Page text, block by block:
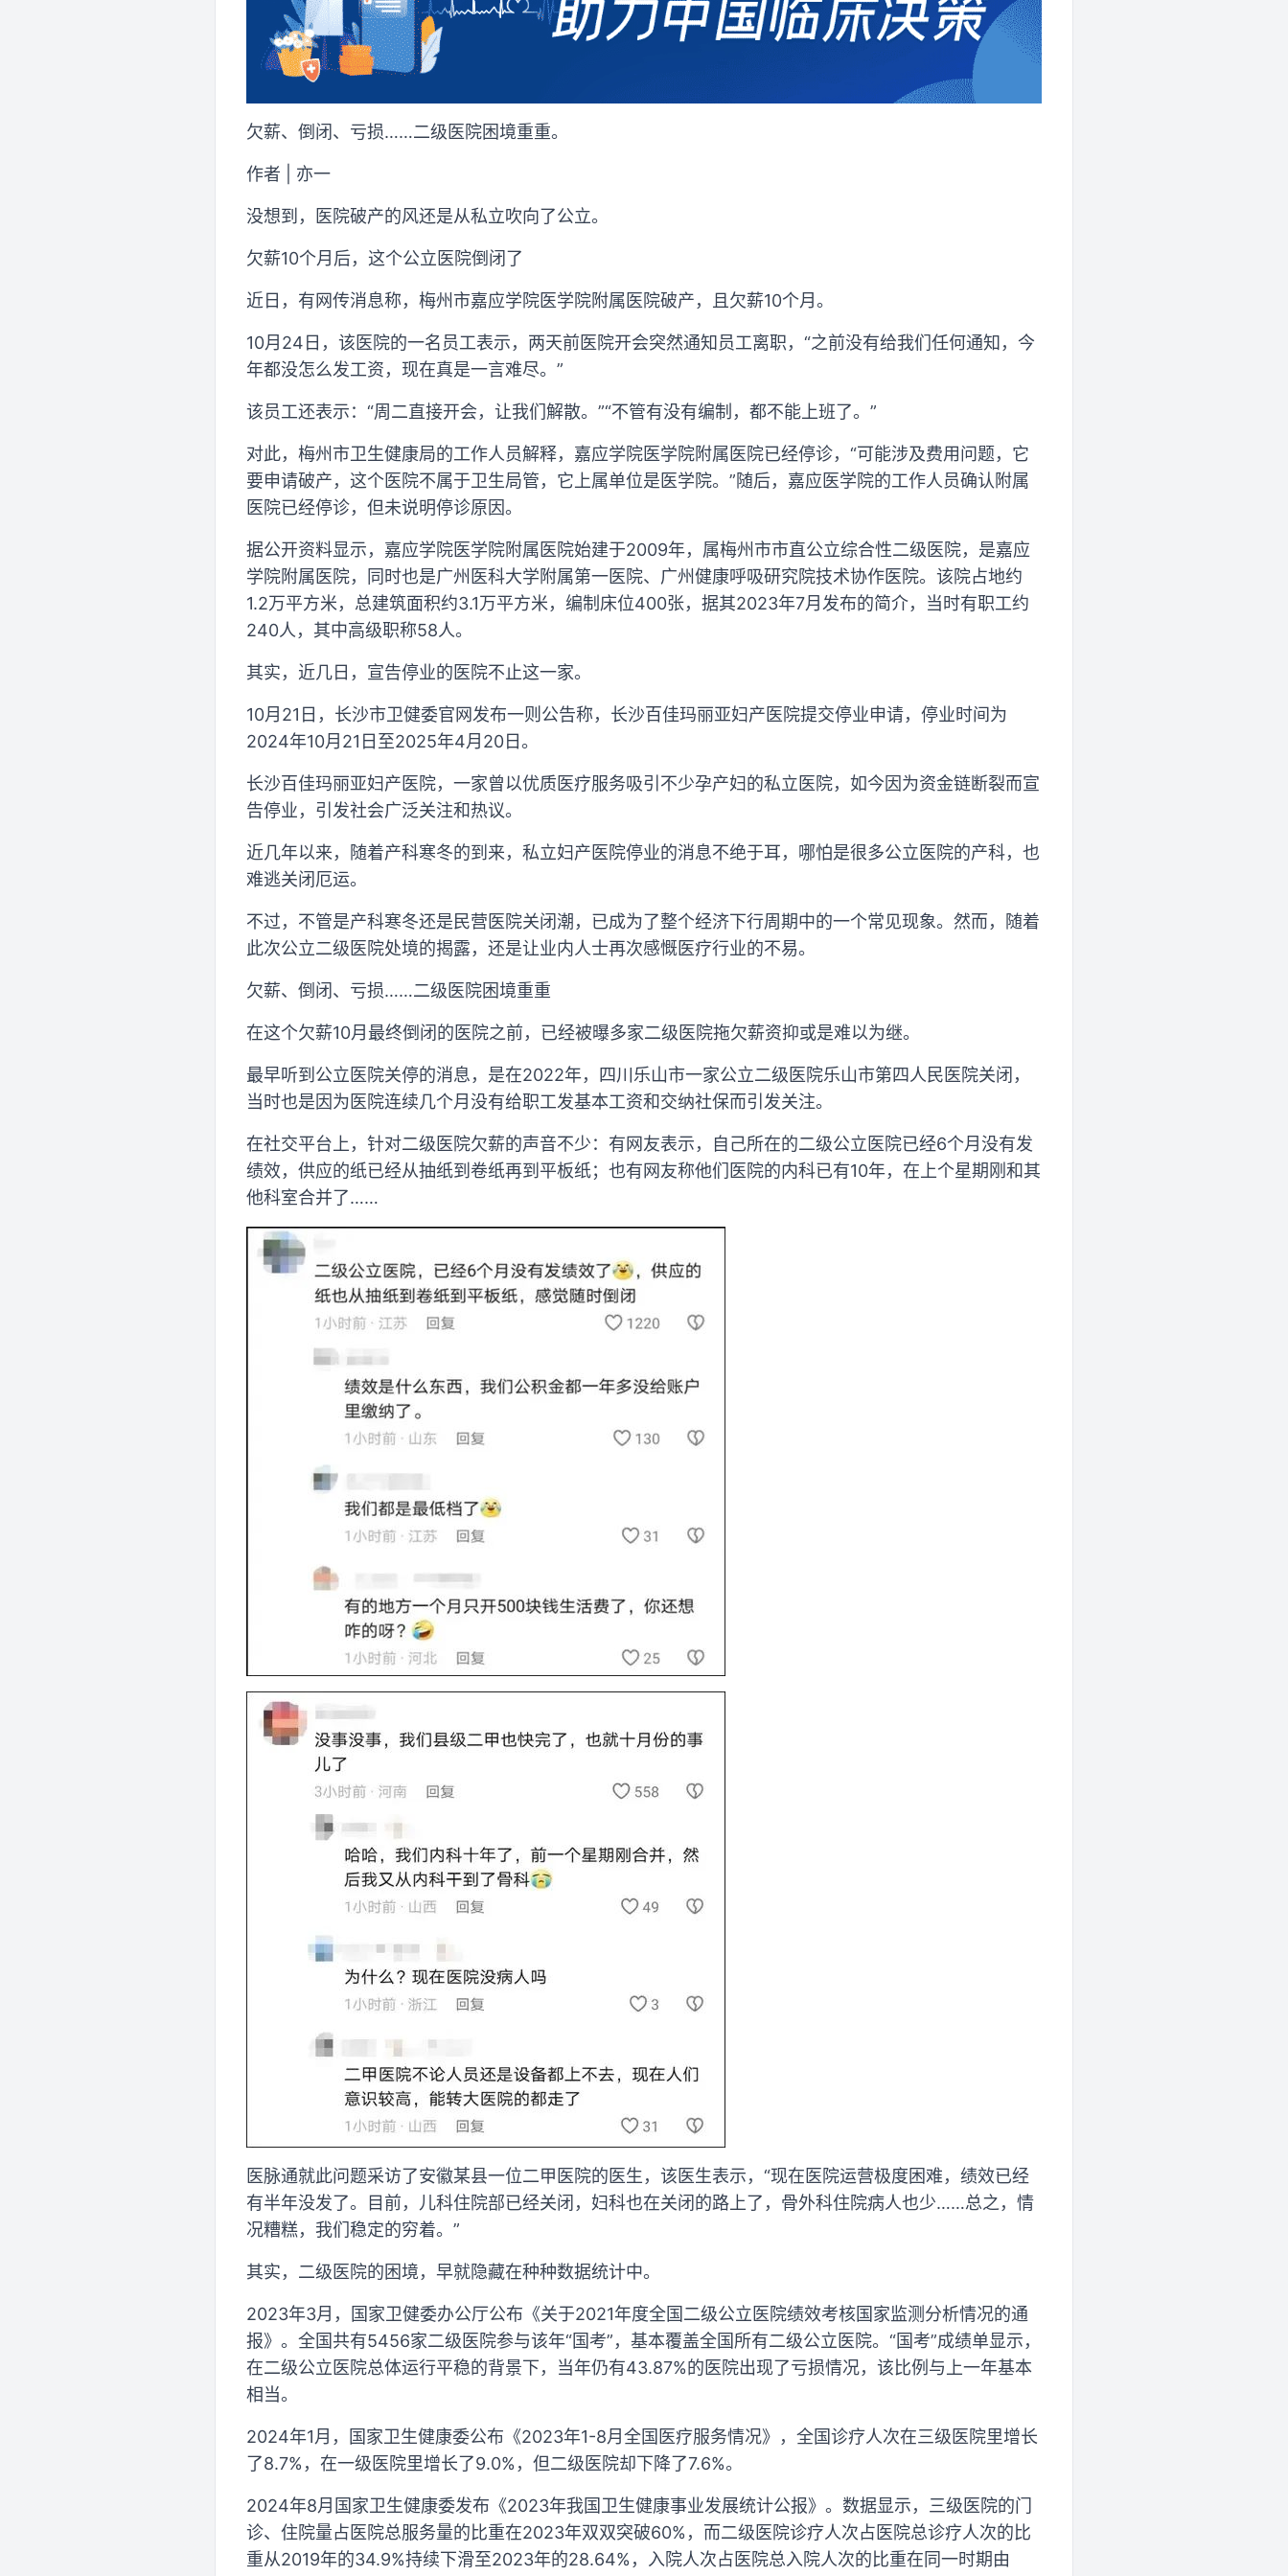
欠薪、倒闭、亏损……二级医院困境重重。
作者 | 亦一
没想到，医院破产的风还是从私立吹向了公立。
欠薪10个月后，这个公立医院倒闭了
近日，有网传消息称，梅州市嘉应学院医学院附属医院破产，且欠薪10个月。
10月24日，该医院的一名员工表示，两天前医院开会突然通知员工离职，“之前没有给我们任何通知，今
年都没怎么发工资，现在真是一言难尽。”
该员工还表示：“周二直接开会，让我们解散。”“不管有没有编制，都不能上班了。”
对此，梅州市卫生健康局的工作人员解释，嘉应学院医学院附属医院已经停诊，“可能涉及费用问题，它
要申请破产，这个医院不属于卫生局管，它上属单位是医学院。”随后，嘉应医学院的工作人员确认附属
医院已经停诊，但未说明停诊原因。
据公开资料显示，嘉应学院医学院附属医院始建于2009年，属梅州市市直公立综合性二级医院，是嘉应
学院附属医院，同时也是广州医科大学附属第一医院、广州健康呼吸研究院技术协作医院。该院占地约
1.2万平方米，总建筑面积约3.1万平方米，编制床位400张，据其2023年7月发布的简介，当时有职工约
240人，其中高级职称58人。
其实，近几日，宣告停业的医院不止这一家。
10月21日，长沙市卫健委官网发布一则公告称，长沙百佳玛丽亚妇产医院提交停业申请，停业时间为
2024年10月21日至2025年4月20日。
长沙百佳玛丽亚妇产医院，一家曾以优质医疗服务吸引不少孕产妇的私立医院，如今因为资金链断裂而宣
告停业，引发社会广泛关注和热议。
近几年以来，随着产科寒冬的到来，私立妇产医院停业的消息不绝于耳，哪怕是很多公立医院的产科，也
难逃关闭厄运。
不过，不管是产科寒冬还是民营医院关闭潮，已成为了整个经济下行周期中的一个常见现象。然而，随着
此次公立二级医院处境的揭露，还是让业内人士再次感慨医疗行业的不易。
欠薪、倒闭、亏损……二级医院困境重重
在这个欠薪10月最终倒闭的医院之前，已经被曝多家二级医院拖欠薪资抑或是难以为继。
最早听到公立医院关停的消息，是在2022年，四川乐山市一家公立二级医院乐山市第四人民医院关闭，
当时也是因为医院连续几个月没有给职工发基本工资和交纳社保而引发关注。
在社交平台上，针对二级医院欠薪的声音不少：有网友表示，自己所在的二级公立医院已经6个月没有发
绩效，供应的纸已经从抽纸到卷纸再到平板纸；也有网友称他们医院的内科已有10年，在上个星期刚和其
他科室合并了……
医脉通就此问题采访了安徽某县一位二甲医院的医生，该医生表示，“现在医院运营极度困难，绩效已经
有半年没发了。目前，儿科住院部已经关闭，妇科也在关闭的路上了，骨外科住院病人也少……总之，情
况糟糕，我们稳定的穷着。”
其实，二级医院的困境，早就隐藏在种种数据统计中。
2023年3月，国家卫健委办公厅公布《关于2021年度全国二级公立医院绩效考核国家监测分析情况的通
报》。全国共有5456家二级医院参与该年“国考”，基本覆盖全国所有二级公立医院。“国考”成绩单显示，
在二级公立医院总体运行平稳的背景下，当年仍有43.87%的医院出现了亏损情况，该比例与上一年基本
相当。
2024年1月，国家卫生健康委公布《2023年1-8月全国医疗服务情况》，全国诊疗人次在三级医院里增长
了8.7%，在一级医院里增长了9.0%，但二级医院却下降了7.6%。
2024年8月国家卫生健康委发布《2023年我国卫生健康事业发展统计公报》。数据显示，三级医院的门
诊、住院量占医院总服务量的比重在2023年双双突破60%，而二级医院诊疗人次占医院总诊疗人次的比
重从2019年的34.9%持续下滑至2023年的28.64%，入院人次占医院总入院人次的比重在同一时期由